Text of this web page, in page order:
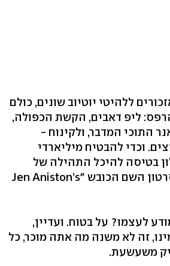
ללהיטי יוטיוב שונים, כולם
ליפ דאבים, הקשת הכפולה,
התוכי המדבר, ולקינוח -
וכדי להבטיח מיליארדי
בטיסה להיכל התהילה של
האינטרנט, נבחר לסרטון השם הכובש "Jen Aniston’s
לעצמו? על בטוח. ועדיין,
זה לא משנה מה אתה מוכר, כל
משעשעת.